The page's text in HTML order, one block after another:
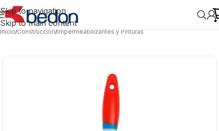
Skip to navigation
Skip to main content
Inicio/Construcción/Impermeabilizantes y Pinturas